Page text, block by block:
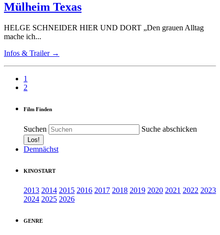
Mülheim Texas
HELGE SCHNEIDER HIER UND DORT „Den grauen Alltag
mache ich...
Infos & Trailer →
1
2
Film Finden
Suchen Suche abschicken
Demnächst
KINOSTART
2013 2014 2015 2016 2017 2018 2019 2020 2021 2022 2023
2024 2025 2026
GENRE